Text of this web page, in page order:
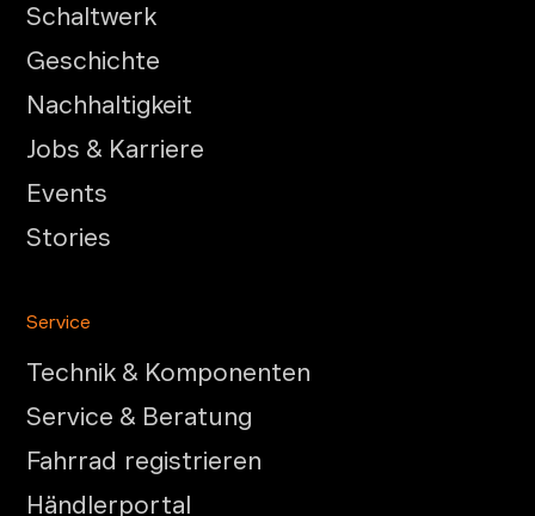
Schaltwerk
Geschichte
Nachhaltigkeit
Jobs & Karriere
Events
Stories
Service
Technik & Komponenten
Service & Beratung
Fahrrad registrieren
Händlerportal